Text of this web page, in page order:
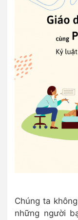
Chúng ta
những người